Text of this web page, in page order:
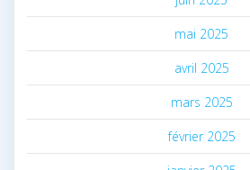
mai 2025
avril 2025
mars 2025
février 2025